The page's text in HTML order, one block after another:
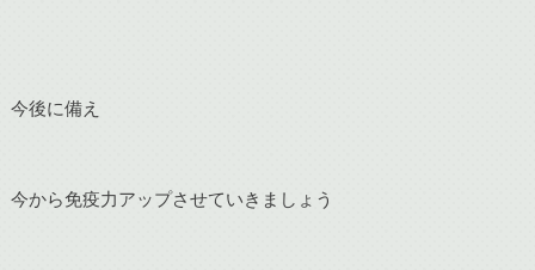
今後に備え
今から免疫力アップさせていきましょう